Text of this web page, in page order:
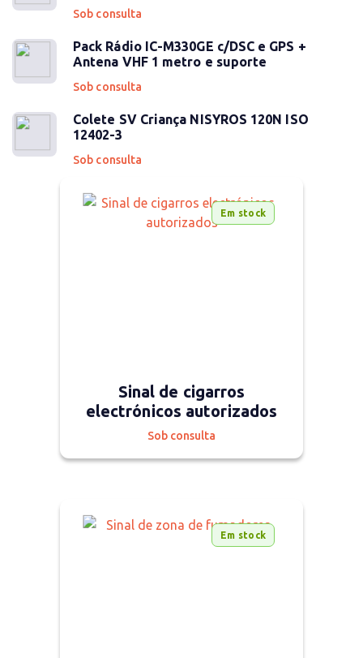
Sob consulta
Pack Rádio IC-M330GE c/DSC e GPS +
Antena VHF 1 metro e suporte
Sob consulta
Colete SV Criança NISYROS 120N ISO
12402-3
Sob consulta
Em stock
Sinal de cigarros
electrónicos autorizados
Sob consulta
Em stock